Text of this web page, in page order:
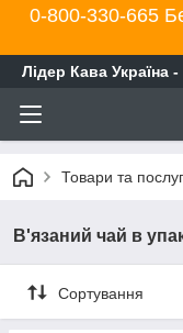
0-800-330-665
Лідер Кава Україна
Товари та
В'язаний чай в
Сортування